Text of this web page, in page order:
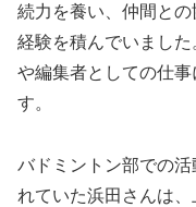
続力を養い、仲間と
経験を積んでいまし
や編集者としての仕
す。
バドミントン部での
れていた浜田さんは